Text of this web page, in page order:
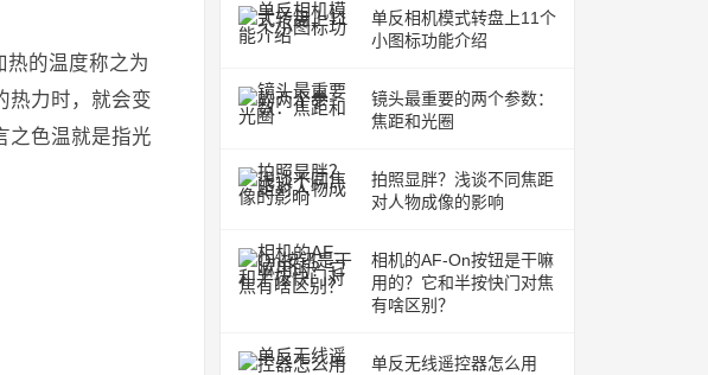
热的温度称之为
热力时，就会变
之色温就是指光
单反相机模式转盘上11个
小图标功能介绍
镜头最重要的两个参数：
焦距和光圈
拍照显胖？浅谈不同焦距
对人物成像的影响
相机的AF-On按钮是干嘛
用的？它和半按快门对焦
有啥区别？
单反无线遥控器怎么用